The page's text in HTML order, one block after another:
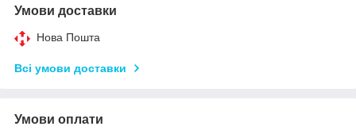
Умови доставки
Нова Пошта
Всі умови доставки
Умови оплати